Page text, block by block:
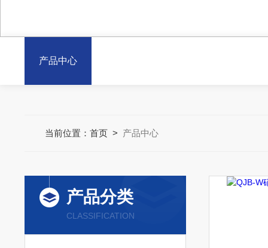
产品中心
当前位置： 首页> 产品中心
产品分类
CLASSIFICATION